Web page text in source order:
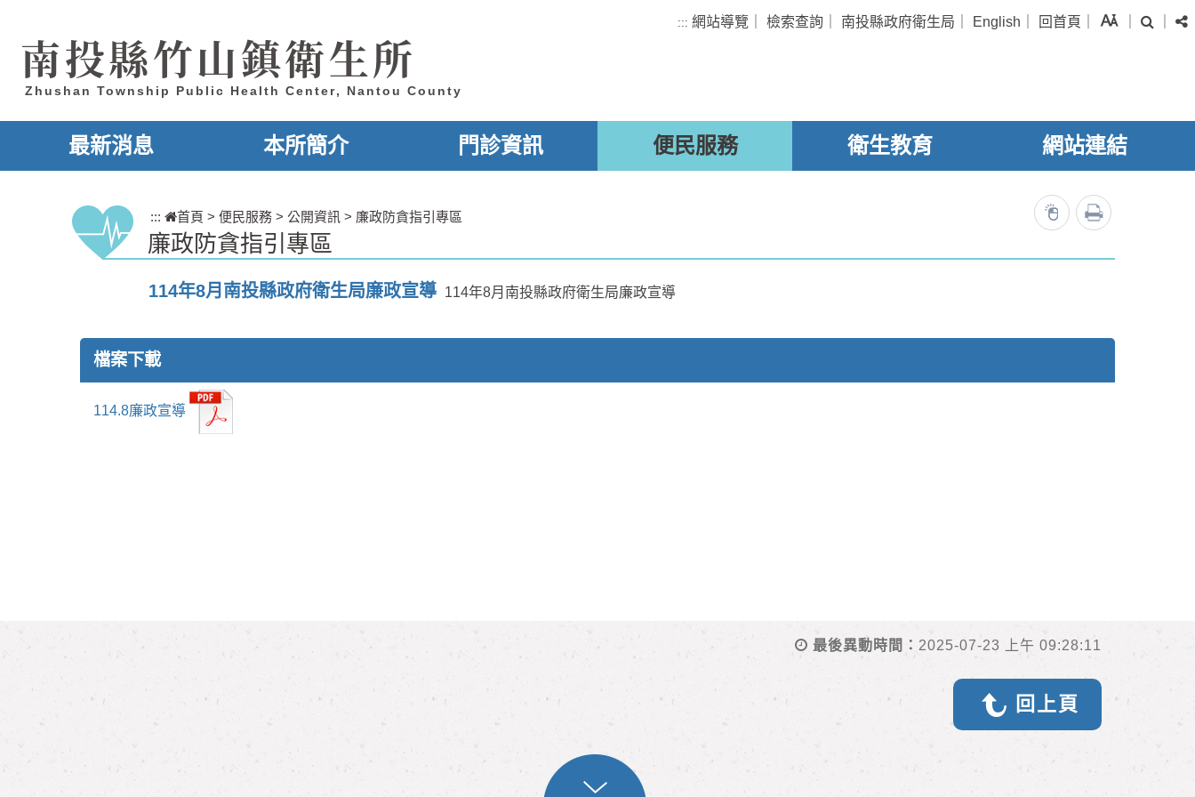
南投縣竹山鎮衛生所
Zhushan Township Public Health Center, Nantou County
::: 網站導覽 檢索查詢 南投縣政府衛生局 English 回首頁 字級 搜尋
最新消息 本所簡介 門診資訊 便民服務 衛生教育 網站連結
::: 首頁 > 便民服務 > 公開資訊 > 廉政防貪指引專區
廉政防貪指引專區
114年8月南投縣政府衛生局廉政宣導 114年8月南投縣政府衛生局廉政宣導
檔案下載
114.8廉政宣導
最後異動時間： 2025-07-23 上午 09:28:11
回上頁